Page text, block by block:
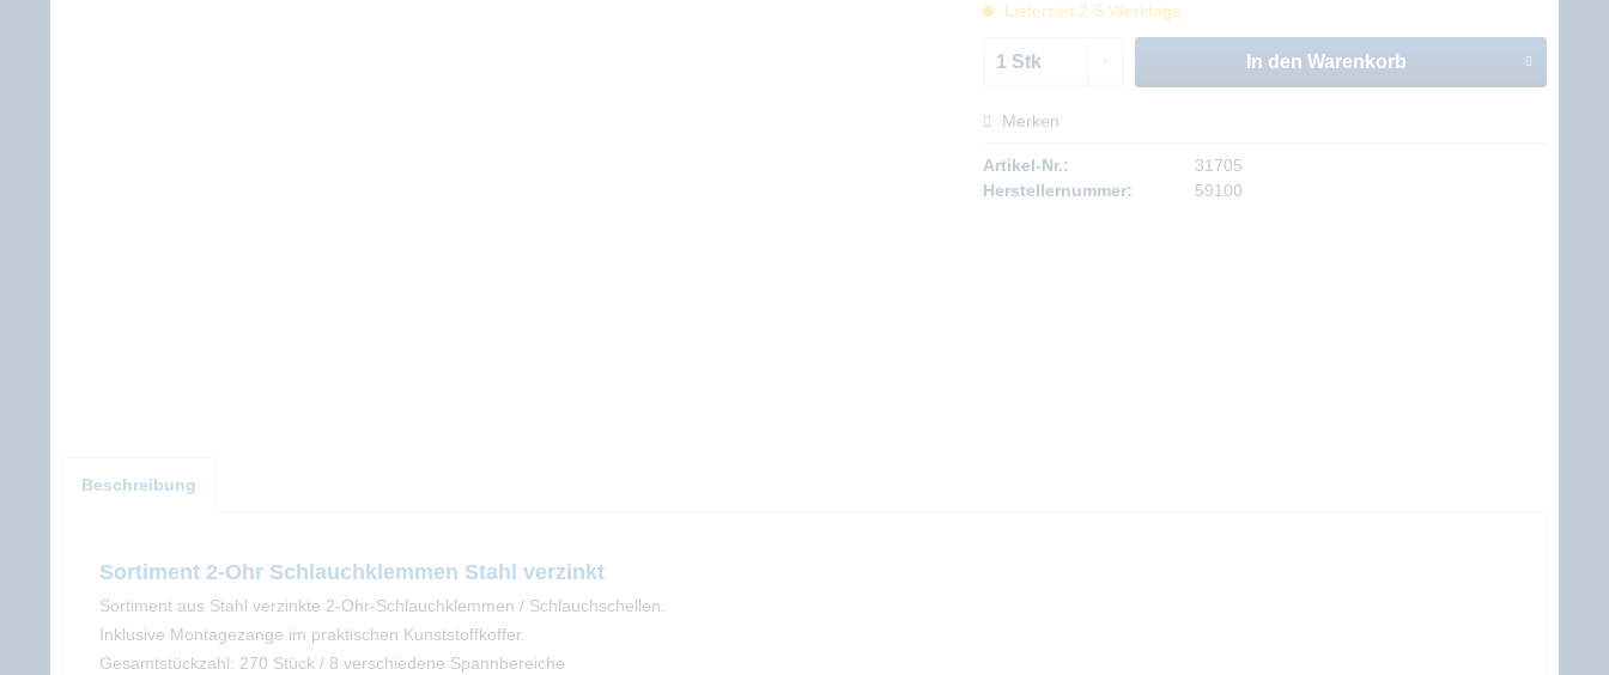
Lieferzeit 2-5 Werktage
In den Warenkorb
Merken
Artikel-Nr.:
31705
Herstellernummer:
59100
Beschreibung
Sortiment 2-Ohr Schlauchklemmen Stahl verzinkt
Sortiment aus Stahl verzinkte 2-Ohr-Schlauchklemmen / Schlauchschellen.
Inklusive Montagezange im praktischen Kunststoffkoffer.
Gesamtstückzahl: 270 Stück / 8 verschiedene Spannbereiche